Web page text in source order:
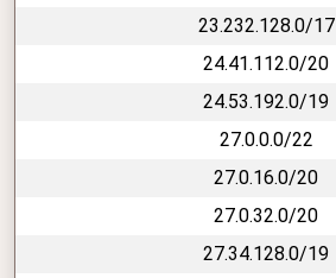
23.232.128.0/17
24.41.112.0/20
24.53.192.0/19
27.0.0.0/22
27.0.16.0/20
27.0.32.0/20
27.34.128.0/19